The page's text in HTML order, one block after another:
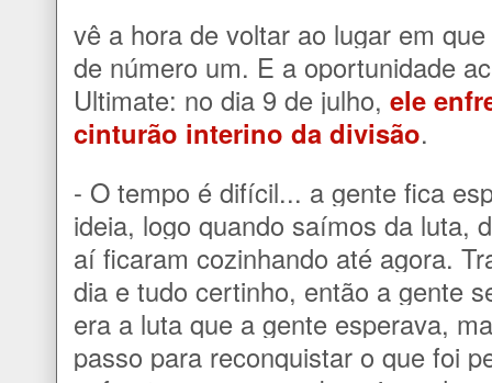
vê a hora de voltar ao lugar em
de número um. E a oportunidade
Ultimate: no dia 9 de julho, ele
cinturão interino da divisão.
- O tempo é difícil... a gente fica
ideia, logo quando saímos da luta,
aí ficaram cozinhando até agora.
dia e tudo certinho, então a gente
era a luta que a gente esperava,
passo para reconquistar o que foi